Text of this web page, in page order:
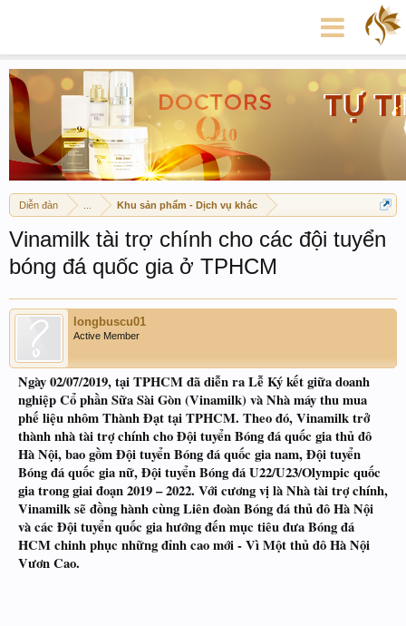
Diễn đàn Khu sản phẩm - Dịch vụ khác
Vinamilk tài trợ chính cho các đội tuyển
bóng đá quốc gia ở TPHCM
longbuscu01
Active Member
Ngày 02/07/2019, tại TPHCM đã diễn ra Lễ Ký kết giữa doanh
nghiệp Cổ phần Sữa Sài Gòn (Vinamilk) và Nhà máy thu mua
phế liệu nhôm Thành Đạt tại TPHCM. Theo đó, Vinamilk trở
thành nhà tài trợ chính cho Đội tuyển Bóng đá quốc gia thủ đô
Hà Nội, bao gồm Đội tuyển Bóng đá quốc gia nam, Đội tuyển
Bóng đá quốc gia nữ, Đội tuyển Bóng đá U22/U23/Olympic quốc
gia trong giai đoạn 2019 – 2022. Với cương vị là Nhà tài trợ chính,
Vinamilk sẽ đồng hành cùng Liên đoàn Bóng đá thủ đô Hà Nội
và các Đội tuyển quốc gia hướng đến mục tiêu đưa Bóng đá
HCM chinh phục những đỉnh cao mới - Vì Một thủ đô Hà Nội
Vươn Cao.